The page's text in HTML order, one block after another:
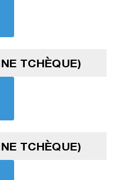
TCHÈQUE)
TCHÈQUE)